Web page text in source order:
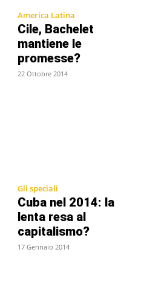
America Latina
Cile, Bachelet
mantiene le
promesse?
22 Ottobre 2014
Gli speciali
Cuba nel 2014: la
lenta resa al
capitalismo?
17 Gennaio 2014